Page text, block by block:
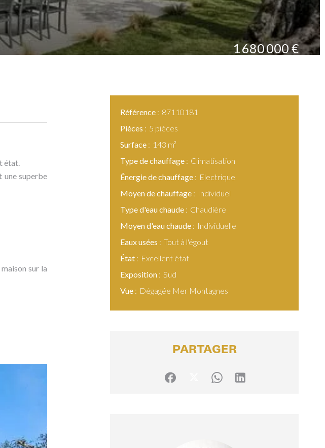
1 680 000 €
état.
une superbe
sur la
Référence
87110181
Pièces
5 pièces
Surface
143 m²
Type de chauffage
Climatisation
Énergie de chauffage
Electrique
Moyen de chauffage
Individuel
Type d'eau chaude
Chaudière
Moyen d'eau chaude
Individuelle
Eaux usées
Tout à l'égout
État
Excellent état
Exposition
Sud
Vue
Dégagée Mer Montagnes
PARTAGER